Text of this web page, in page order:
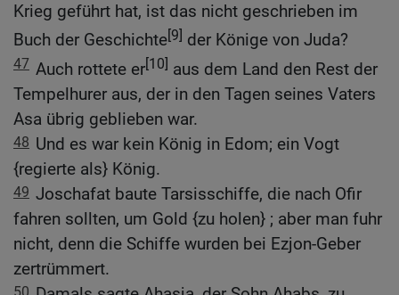
Krieg geführt hat, ist das nicht geschrieben im
Buch der Geschichte[9] der Könige von Juda?
47 Auch rottete er[10] aus dem Land den Rest der
Tempelhurer aus, der in den Tagen seines Vaters
Asa übrig geblieben war.
48 Und es war kein König in Edom; ein Vogt
{regierte als} König.
49 Joschafat baute Tarsisschiffe, die nach Ofir
fahren sollten, um Gold {zu holen} ; aber man fuhr
nicht, denn die Schiffe wurden bei Ezjon-Geber
zertrümmert.